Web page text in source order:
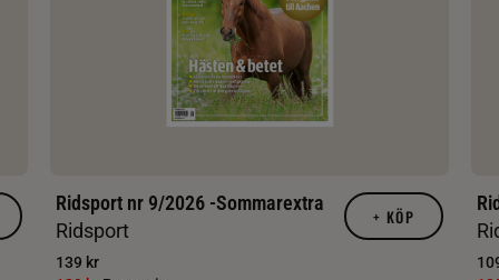
Ridsport nr 9/2026 -Sommarextra
Ridsport
139 kr
+ KÖP